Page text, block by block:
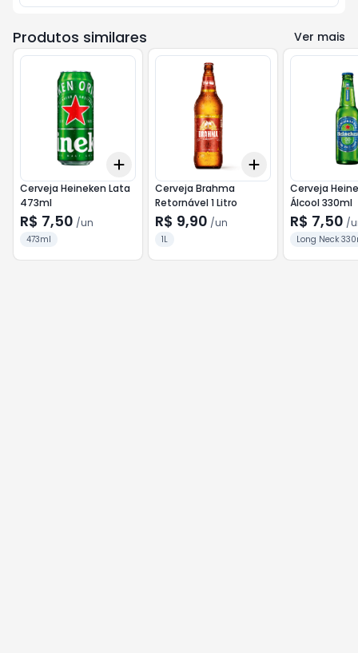
Produtos similares Ver mais
10
Add
Cerveja Heineken Lata
473ml
R$ 7,50 /un
473ml
Add
Cerveja Brahma
Retornável 1 Litro
R$ 9,90 /un
1L
Cerveja
Álcool 330ml
R$ 7,50 /
Long Neck